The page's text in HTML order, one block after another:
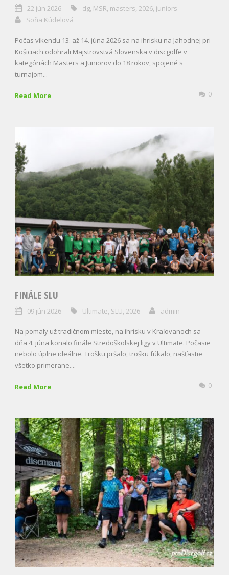
22 jún 2026 dg, MSR, masters, 2026, juniors
Soňa Kúdelová
Počas víkendu 13. až 14. júna 2026 sa na ihrisku na Jahodnej pri
Košiciach odohrali Majstrovstvá Slovenska v discgolfe v
kategóriách Masters a Juniorov do 18 rokov, spojené s
turnajom...
Read More 0
FINÁLE SLU
09 jún 2026 Ultimate, SLU, 2026 admin
Na pomaly už tradičnom mieste, na ihrisku v Kraľovanoch sa
dňa 4. júna konalo finále Stredoškolskej ligy v Ultimate. Počasie
nebolo úplne ideálne. Trošku pršalo, trošku fúkalo, našťastie
všetko primerane....
Read More 0